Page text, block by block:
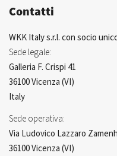
Contatti
WKK Italy s.r.l. con socio
Sede legale:
Galleria F. Crispi 41
36100 Vicenza (VI)
Italy
Sede operativa:
Via Ludovico Lazzaro
36100 Vicenza (VI)